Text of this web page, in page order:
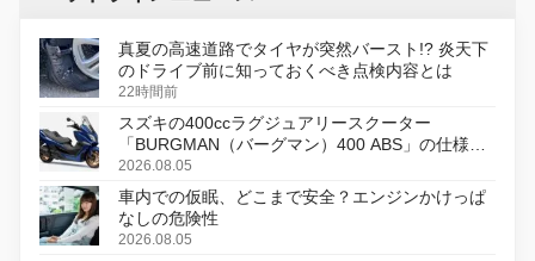
真夏の高速道路でタイヤが突然バースト!? 炎天下
のドライブ前に知っておくべき点検内容とは
22時間前
スズキの400ccラグジュアリースクーター
「BURGMAN（バーグマン）400 ABS」の仕様を
変更し、8月18日に発売
2026.08.05
車内での仮眠、どこまで安全？エンジンかけっぱ
なしの危険性
2026.08.05